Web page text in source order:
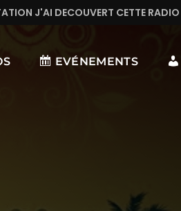
CETTE RADIO C LE
EVÉNEMENTS